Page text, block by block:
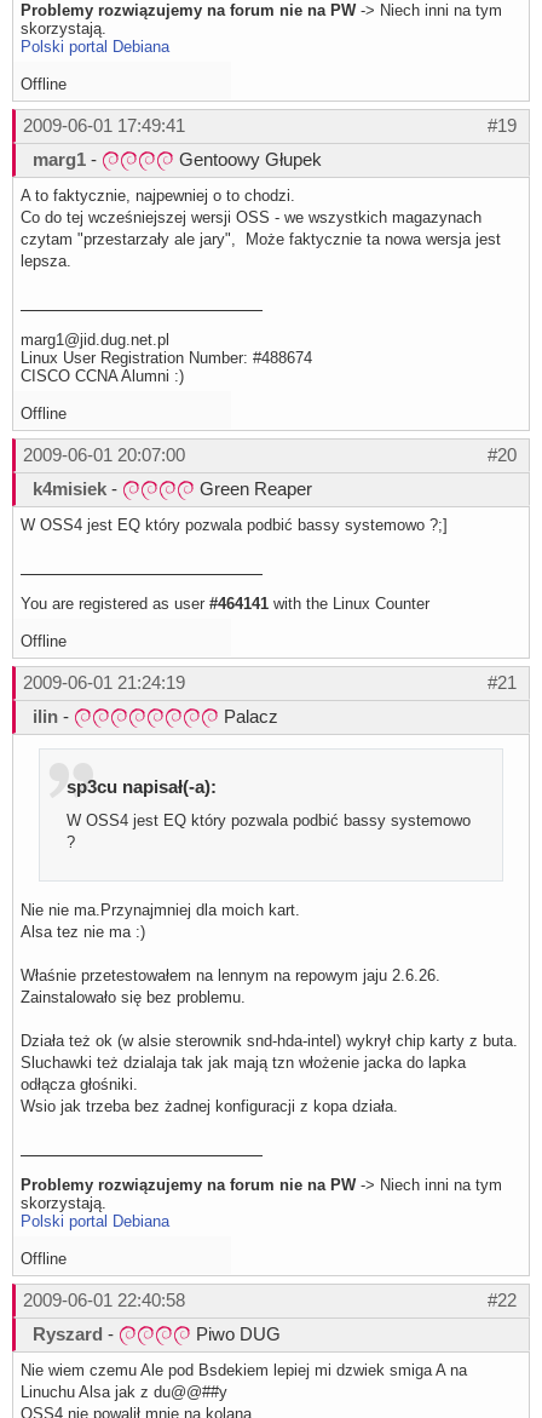
Problemy rozwiązujemy na forum nie na PW-> Niech inni na tym
skorzystają.
Polski portal Debiana
Offline
#19
2009-06-01 17:49:41
marg1 - Gentoowy Głupek
A to faktycznie, najpewniej o to chodzi.
Co do tej wcześniejszej wersji OSS - we wszystkich magazynach
czytam "przestarzały ale jary", Może faktycznie ta nowa wersja jest
lepsza.
marg1@jid.dug.net.pl
Linux User Registration Number: #488674
CISCO CCNA Alumni :)
Offline
#20
2009-06-01 20:07:00
k4misiek - Green Reaper
W OSS4 jest EQ który pozwala podbić bassy systemowo ?;]
You are registered as user #464141 with the Linux Counter
Offline
#21
2009-06-01 21:24:19
ilin - Palacz
sp3cu napisał(-a):
W OSS4 jest EQ który pozwala podbić bassy systemowo
?
Nie nie ma.Przynajmniej dla moich kart.
Alsa tez nie ma :)
Właśnie przetestowałem na lennym na repowym jaju 2.6.26.
Zainstalowało się bez problemu.
Działa też ok (w alsie sterownik snd-hda-intel) wykrył chip karty z buta.
Sluchawki też dzialaja tak jak mają tzn włożenie jacka do lapka
odłącza głośniki.
Wsio jak trzeba bez żadnej konfiguracji z kopa działa.
Problemy rozwiązujemy na forum nie na PW-> Niech inni na tym
skorzystają.
Polski portal Debiana
Offline
#22
2009-06-01 22:40:58
Ryszard - Piwo DUG
Nie wiem czemu Ale pod Bsdekiem lepiej mi dzwiek smiga A na
Linuchu Alsa jak z du@@##y
OSS4 nie powalił mnie na kolana